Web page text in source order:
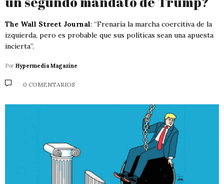
The Wall Street Journal: “Frenaría la marcha coercitiva de la
izquierda, pero es probable que sus políticas sean una apuesta
incierta”.
Por Hypermedia Magazine
0 COMENTARIOS